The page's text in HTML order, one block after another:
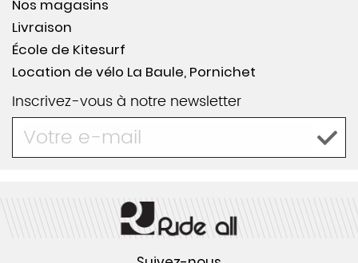
Nos magasins
Livraison
École de Kitesurf
Location de vélo La Baule, Pornichet
Inscrivez-vous à notre newsletter